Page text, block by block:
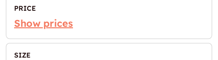
PRICE
Show prices
SIZE